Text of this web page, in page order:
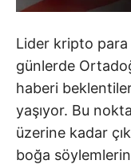
Lider kripto
günlerde
haberi
yaşıyor. Bu
üzerine kadar
boğa